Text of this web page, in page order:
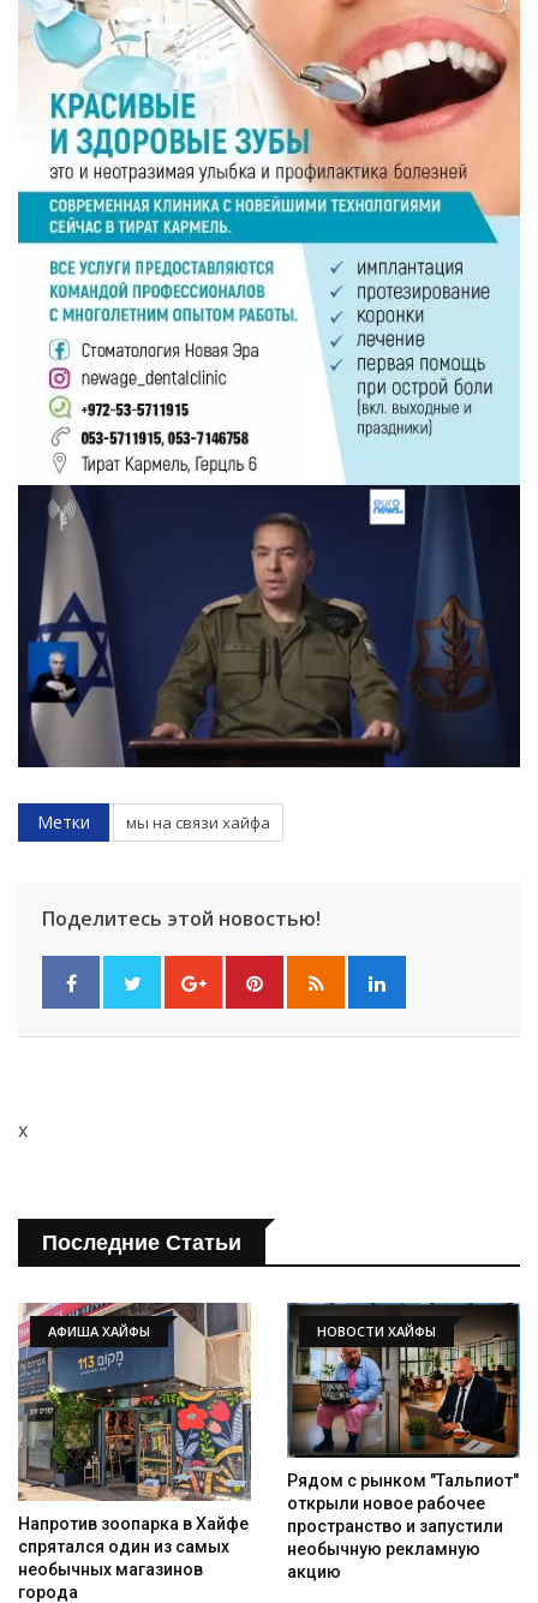
Искать
Метки мы на связи хайфа
Поделитесь этой новостью!
x
Последние Статьи
АФИША ХАЙФЫ
Напротив зоопарка в Хайфе
спрятался один из самых
необычных магазинов
города
НОВОСТИ ХАЙФЫ
Рядом с рынком "Тальпиот"
открыли новое рабочее
пространство и запустили
необычную рекламную
акцию